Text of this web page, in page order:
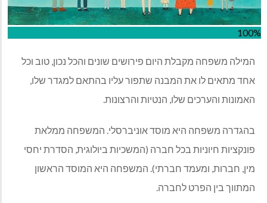
100%
המילה משפחה מקבלת היום פירושים שונים והכל נכון, טוב וכל
אחד מתאים לו את המבנה שתפור עליו בהתאם למגדר שלו,
האמונות והערכים שלו, הנטיות והרצונות.
בהגדרה משפחה היא מוסד אוניברסלי. המשפחה ממלאת
פונקציות חיוניות בכל חברה (המשכיות ביולוגית, הסדרת יחסי
מין, חברות, ומעמד חברתי). המשפחה היא המוסד הראשון
המתווך בין הפרט לחברה.